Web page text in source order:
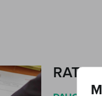
RATO